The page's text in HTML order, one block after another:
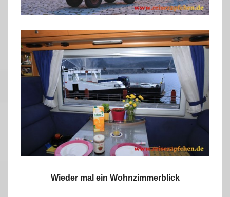
Wieder mal ein Wohnzimmerblick